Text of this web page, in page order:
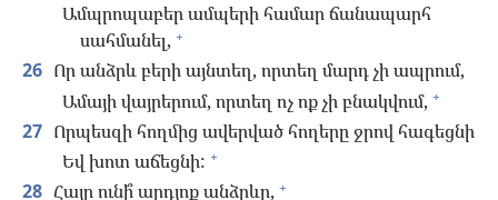
Ամպրոպաբեր ամպերի համար ճանապարհ
սահմանել, +
26 Որ անձրև բերի այնտեղ, որտեղ մարդ չի ապրում,
Ամայի վայրերում, որտեղ ոչ ոք չի բնակվում, +
27 Որպեսզի հողմից ավերված հողերը ջրով հագեցնի
Եվ խոտ աճեցնի: +
28 Հայր ունի՞ արդյոք անձրևը, +